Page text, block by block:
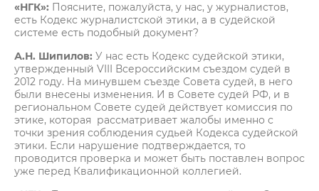
«НГК»: Поясните, пожалуйста, у нас, у журналистов,
есть Кодекс журналистской этики, а в судейской
системе есть подобный документ?
А.Н. Шипилов: У нас есть Кодекс судейской этики,
утвержденный VIII Всероссийским съездом судей в
2012 году. На минувшем съезде Совета судей, в него
были внесены изменения. И в Совете судей РФ, и в
региональном Совете судей действует комиссия по
этике, которая рассматривает жалобы именно с
точки зрения соблюдения судьей Кодекса судейской
этики. Если нарушение подтверждается, то
проводится проверка и может быть поставлен вопрос
уже перед Квалификационной коллегией.